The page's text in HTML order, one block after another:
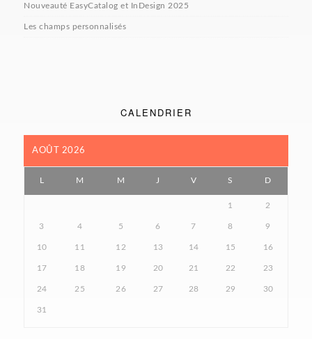
Nouveauté EasyCatalog et InDesign 2025
Les champs personnalisés
CALENDRIER
AOÛT 2026
L M M J V S D
1 2
3 4 5 6 7 8 9
10 11 12 13 14 15 16
17 18 19 20 21 22 23
24 25 26 27 28 29 30
31